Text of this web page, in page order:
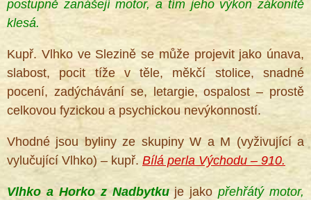
postupně zanášejí motor, a tím jeho výkon zákonitě
klesá.
Kupř. Vlhko ve Slezině se může projevit jako únava,
slabost, pocit tíže v těle, měkčí stolice, snadné
pocení, zadýchávání se, letargie, ospalost – prostě
celkovou fyzickou a psychickou nevýkonností.
Vhodné jsou byliny ze skupiny W a M (vyživující a
vylučující Vlhko) – kupř. Bílá perla Východu – 910.
Vlhko a Horko z Nadbytkuje jakopřehřátý motor,
®